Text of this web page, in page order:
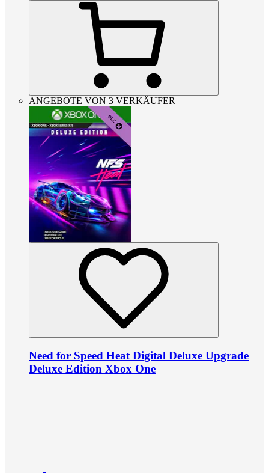
ANGEBOTE VON 3 VERKÄUFER
Need for Speed Heat Digital Deluxe Upgrade
Deluxe Edition Xbox One